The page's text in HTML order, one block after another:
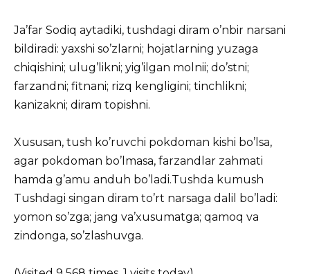
Ja’far Sodiq aytadiki, tushdagi diram o’nbir narsani
bildiradi: yaxshi so’zlarni; hojatlarning yuzaga
chiqishini; ulug’likni; yig’ilgan molnii; do’stni;
farzandni; fitnani; rizq kengligini; tinchlikni;
kanizakni; diram topishni.
Xususan, tush ko’ruvchi pokdoman kishi bo’lsa,
agar pokdoman bo’lmasa, farzandlar zahmati
hamda g’amu anduh bo’ladi.Tushda kumush
Tushdagi singan diram to’rt narsaga dalil bo’ladi:
yomon so’zga; jang va’xusumatga; qamoq va
zindonga, so’zlashuvga.